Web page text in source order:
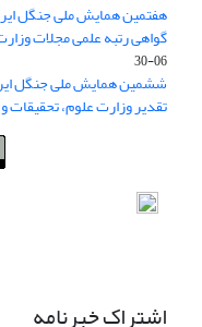
هفتمین همایش ملی جنگل
گواهی رتبه علمی مجلات وزارت
06-30
ششمین همایش ملی جنگل
تقدیر وزارت علوم، تحقیقات
اشتراک خبرنامه